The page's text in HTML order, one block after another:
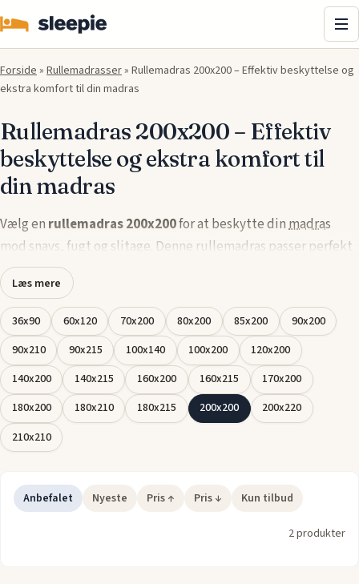
Forside» Rullemadrasser» Rullemadras 200x200 – Effektiv beskyttelse og
ekstra komfort til din madras
Rullemadras 200x200 – Effektiv
beskyttelse og ekstra komfort til
din madras
Vælg en rullemadras 200x200for at beskytte dinmadras
mod snavs, fugt og slitage. Denne rullemadras passer perfekt
tilsengemed en bredde og længde på 200 cm og er designet
til at give både beskyttelse og komfort. Den er åndbar, hvilket
sikrer et behageligt sovemiljø, samtidig med at den er let at
vedligeholde og kan vaskes for langvarig brug.
Enrullemadras 200x200er et praktisk valg for dem, der
ønsker at forlænge madrassens levetid og samtidig forbedre
søvnoplevelsen.
Læs mere
36x90 60x120 70x200 80x200 85x200
90x200
90x210
90x215 100x140 100x200
120x200
140x200
140x215 160x200 160x215
170x200
180x200
180x210 180x215 200x200
200x220
210x210
Anbefalet Nyeste Pris ↑ Pris ↓ Kun tilbud
2 produkter